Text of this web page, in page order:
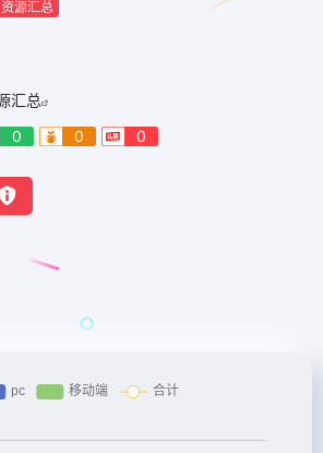
资源汇总
汇总
0 0 0